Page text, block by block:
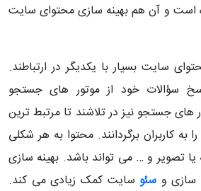
است و آن هم بهینه سازی محتوای سایت
سایت بسیار با یکدیگر در ارتباطند.
سؤالات خود از موتور های جستجو
های جستجو نیز در تلاشند تا مرتبط ترین
به کاربران برگردانند. محتوا به هر شکلی
یا تصویر و … می تواند باشد. بهینه سازی
سازی و سئوسایت کمک زیادی می کند.